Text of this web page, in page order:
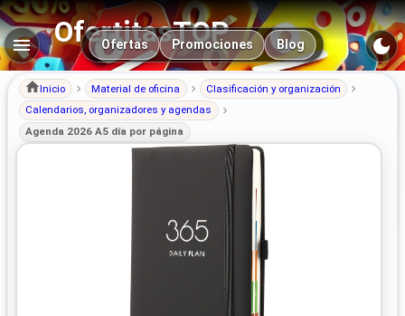
OfertitasTOP
Navegación principal
Ofertas Promociones Blog
Inicio Material de oficina
Clasificación y organización
Calendarios, organizadores y agendas
Agenda 2026 A5 día por página